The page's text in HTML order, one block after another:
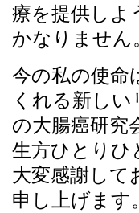
療を提供しよ
かなりません
今の私の使命
くれる新し
の大腸癌研究
生方ひとりひ
大変感謝して
申し上げます